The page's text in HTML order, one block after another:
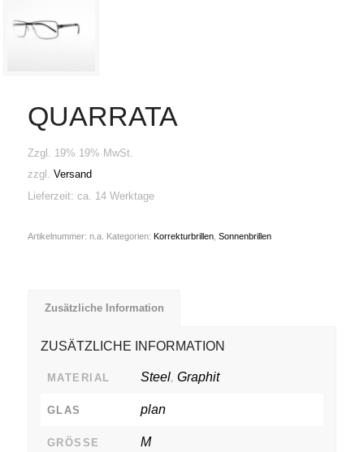
QUARRATA
Zzgl. 19% 19% MwSt.
zzgl. Versand
Lieferzeit: ca. 14 Werktage
Artikelnummer: n.a. Kategorien: Korrekturbrillen, Sonnenbrillen
Zusätzliche Information
ZUSÄTZLICHE INFORMATION
MATERIAL Steel, Graphit
GLAS plan
GRÖSSE M